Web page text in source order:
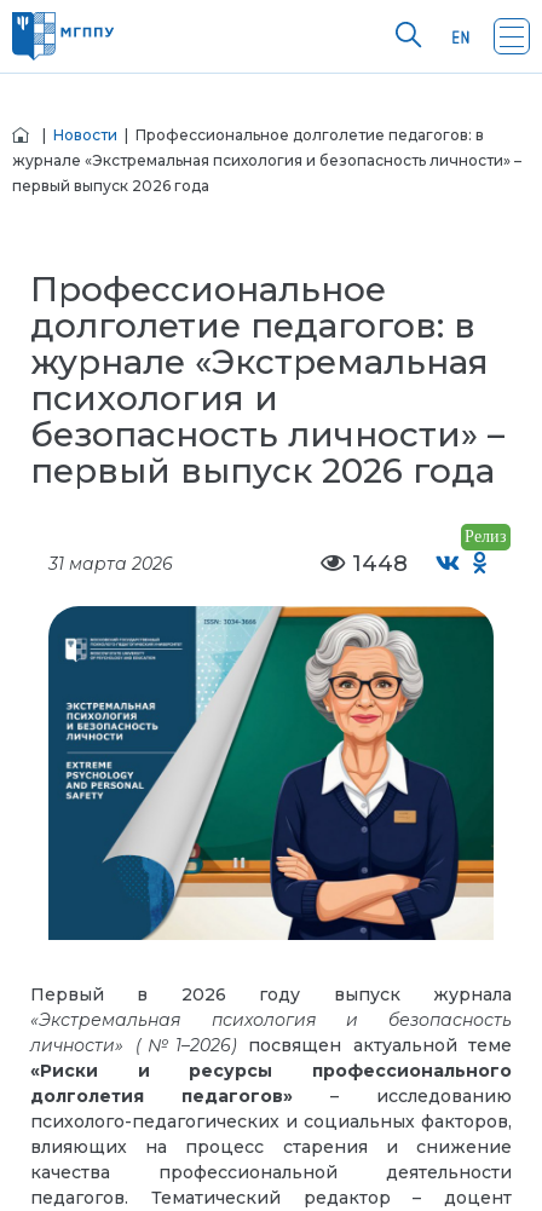
Новости | Профессиональное долголетие педагогов: в
журнале «Экстремальная психология и безопасность личности» –
первый выпуск 2026 года
Профессиональное
долголетие педагогов: в
журнале «Экстремальная
психология и
безопасность личности» –
первый выпуск 2026 года
Релиз
31 марта 2026 1448
Первый в 2026 году выпуск журнала
«Экстремальная психология и безопасность
личности» (№1–2026) посвящен актуальной теме
«Риски и ресурсы профессионального
долголетия педагогов» – исследованию
психолого-педагогических и социальных факторов,
влияющих на процесс старения и снижение
качества профессиональной деятельности
педагогов. Тематический редактор – доцент